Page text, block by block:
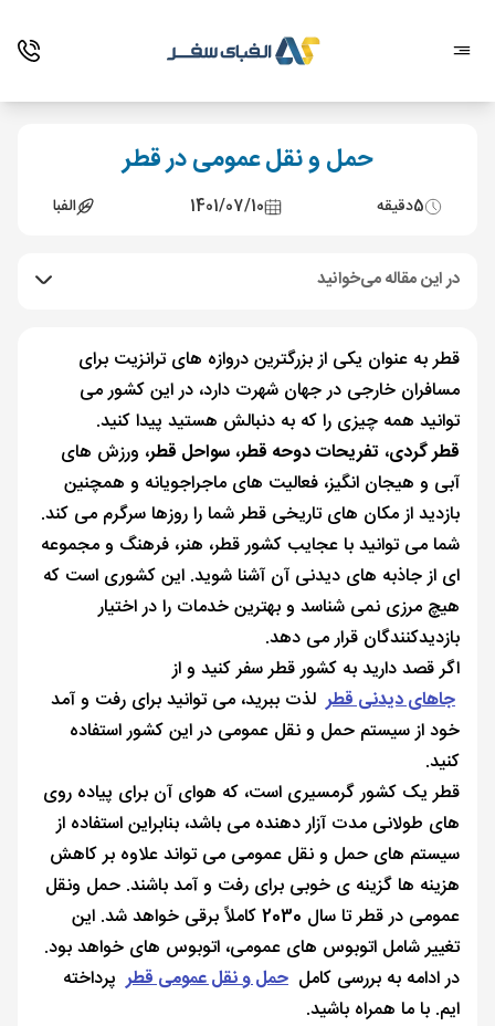
حمل و نقل عمومی در قطر
5دقیقه 1401/07/10 الفبا
در این مقاله می‌خوانید
قطر به عنوان یکی از بزرگترین دروازه های ترانزیت برای
مسافران خارجی در جهان شهرت دارد، در این کشور می
توانید همه چیزی را که به دنبالش هستید پیدا کنید.
قطر گردی، تفریحات دوحه قطر، سواحل قطر، ورزش‌ های
آبی و هیجان انگیز، فعالیت‌ های ماجراجویانه و همچنین
بازدید از مکان های تاریخی قطر شما را روزها سرگرم می کند.
شما می توانید با عجایب کشور قطر، هنر، فرهنگ و مجموعه‌
ای از جاذبه‌ های دیدنی آن آشنا شوید. این کشوری است که
هیچ مرزی نمی شناسد و بهترین خدمات را در اختیار
بازدیدکنندگان قرار می دهد.
اگر قصد دارید به کشور قطر سفر کنید و از
جاهای دیدنی قطر لذت ببرید، می توانید برای رفت و آمد
خود از سیستم حمل و نقل عمومی در این کشور استفاده
کنید.
قطر یک کشور گرمسیری است، که هوای آن برای پیاده روی
های طولانی مدت آزار دهنده می باشد، بنابراین استفاده از
سیستم های حمل و نقل عمومی می تواند علاوه بر کاهش
هزینه ها گزینه ی خوبی برای رفت و آمد باشند. حمل ‌ونقل
عمومی در قطر تا سال 2030 کاملاً برقی خواهد شد. این
تغییر شامل اتوبوس های عمومی، اتوبوس ‌های خواهد بود.
در ادامه به بررسی کامل حمل و نقل عمومی قطر پرداخته
ایم. با ما همراه باشید.